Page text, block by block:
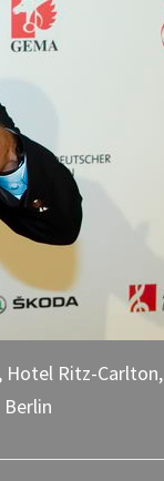
Hotel Ritz-Carlton,